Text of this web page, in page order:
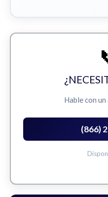
Hable con
(866)